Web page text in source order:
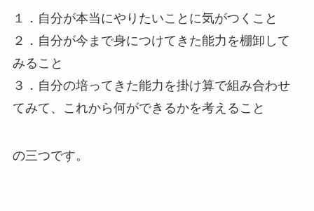
１．自分が本当にやりたいことに気がつくこと
２．自分が今まで身につけてきた能力を棚卸して
みること
３．自分の培ってきた能力を掛け算で組み合わせ
てみて、これから何ができるかを考えること
の三つです。